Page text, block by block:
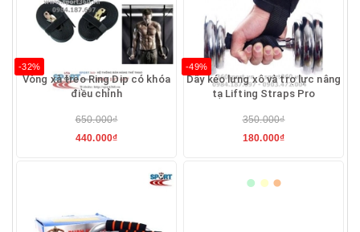
-32%
Vòng xà treo Ring Dip có khóa
điều chỉnh
650.000₫
440.000₫
-49%
Dây kéo lưng xô và trợ lực nâng
tạ Lifting Straps Pro
350.000₫
180.000₫